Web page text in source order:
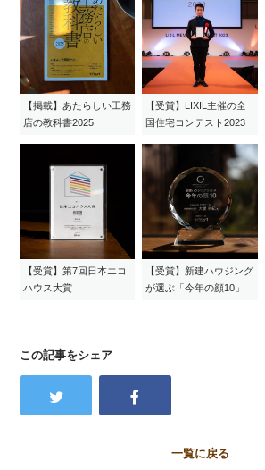
【掲載】あたらしい工務
店の教科書2025
【受賞】LIXIL主催の全
国住宅コンテスト2023
【受賞】第7回日本エコ
ハウス大賞
【受賞】新建ハウジング
が選ぶ「今年の顔10」
この記事をシェア
一覧に戻る